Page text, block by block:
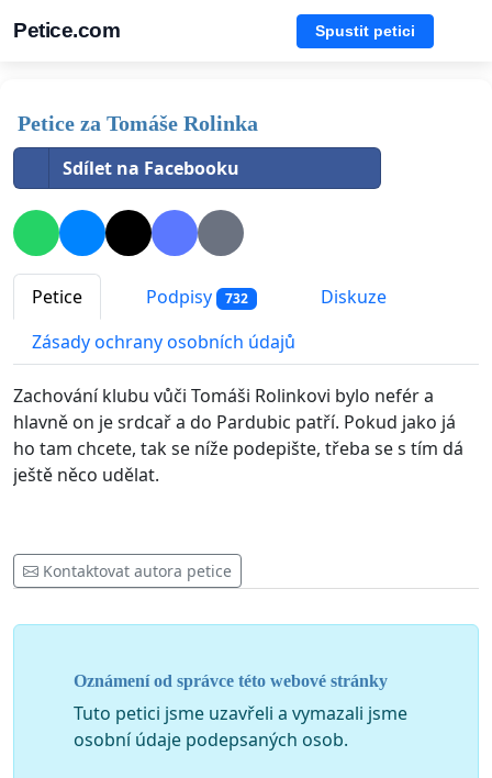
Petice.com Spustit petici
Petice za Tomáše Rolinka
Sdílet na Facebooku
Petice Podpisy 732
Diskuze
Zásady ochrany osobních údajů
Zachování klubu vůči Tomáši Rolinkovi bylo nefér a
hlavně on je srdcař a do Pardubic patří. Pokud jako já
ho tam chcete, tak se níže podepište, třeba se s tím dá
ještě něco udělat.
Kontaktovat autora petice
Oznámení od správce této webové stránky
Tuto petici jsme uzavřeli a vymazali jsme
osobní údaje podepsaných osob.